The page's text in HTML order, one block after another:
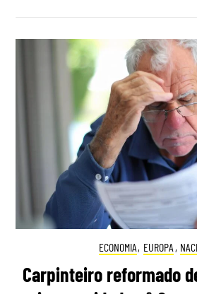
ECONOMIA, EUROPA ,
Carpinteiro reformado